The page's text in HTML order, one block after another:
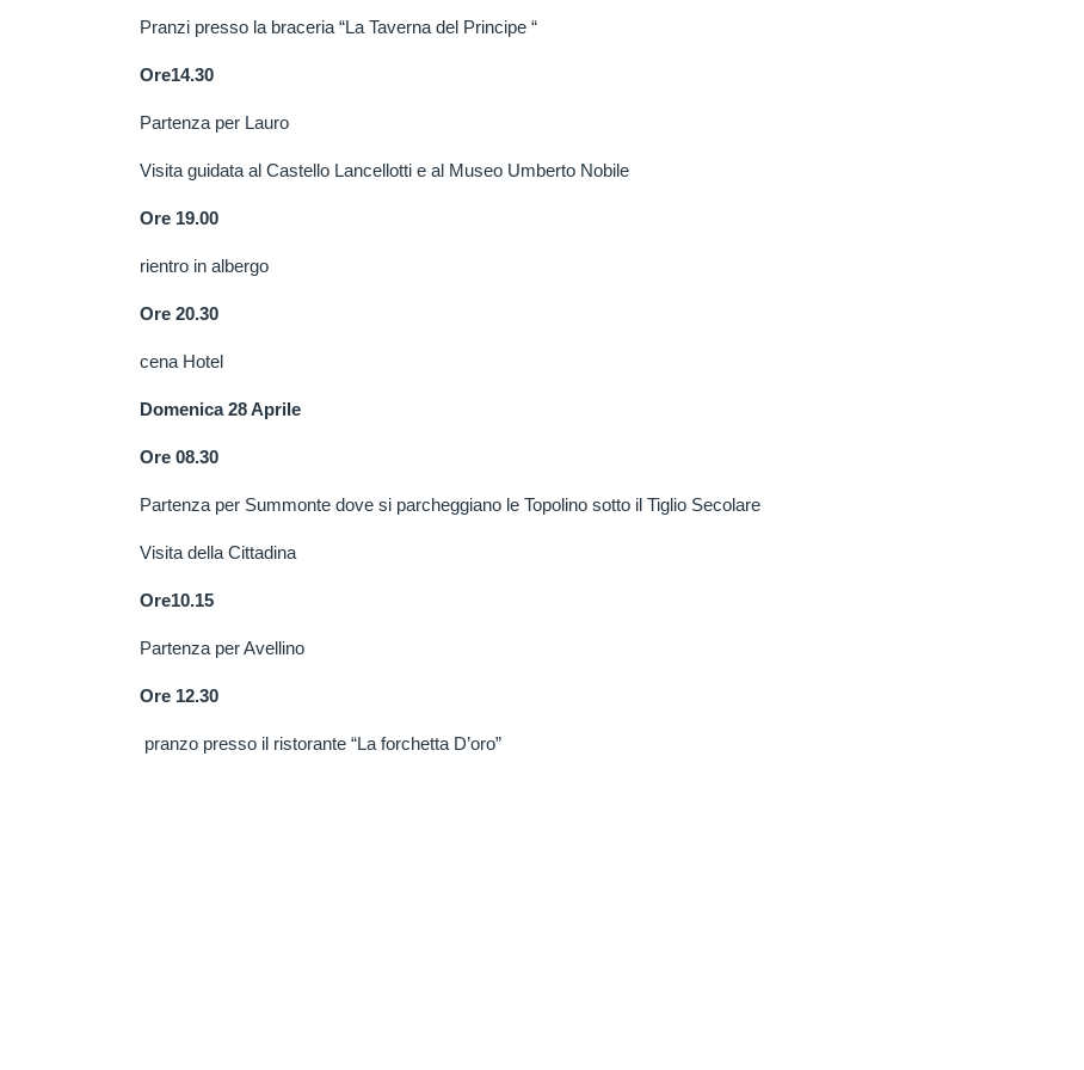
Pranzi presso la braceria “La Taverna del Principe “
Ore14.30
Partenza per Lauro
Visita guidata al Castello Lancellotti e al Museo Umberto Nobile
Ore 19.00
rientro in albergo
Ore 20.30
cena Hotel
Domenica 28 Aprile
Ore 08.30
Partenza per Summonte dove si parcheggiano le Topolino sotto il Tiglio Secolare
Visita della Cittadina
Ore10.15
Partenza per Avellino
Ore 12.30
pranzo presso il ristorante “La forchetta D’oro”